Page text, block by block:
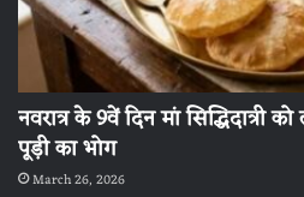
नवरात्र के 9वें दिन मां
पूड़ी का भोग
March 26, 2026